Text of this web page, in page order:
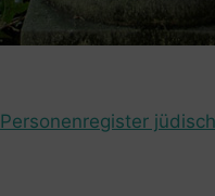
Personenregister